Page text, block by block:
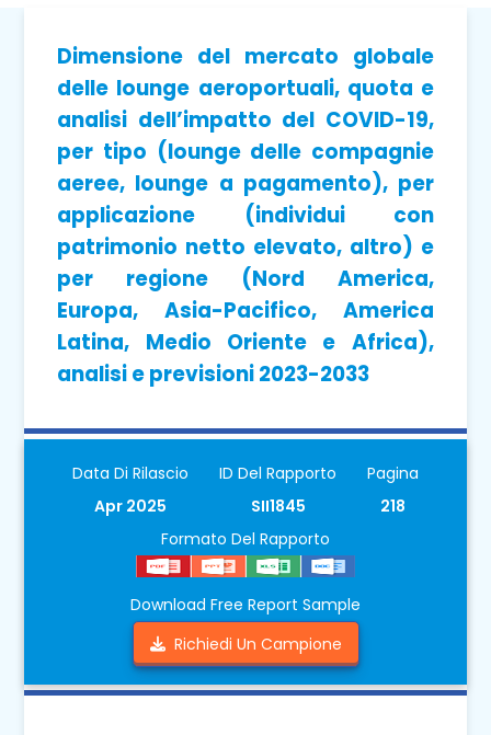
Dimensione del mercato globale
delle lounge aeroportuali, quota e
analisi dell’impatto del COVID-19,
per tipo (lounge delle compagnie
aeree, lounge a pagamento), per
applicazione (individui con
patrimonio netto elevato, altro) e
per regione (Nord America,
Europa, Asia-Pacifico, America
Latina, Medio Oriente e Africa),
analisi e previsioni 2023-2033
Data Di Rilascio
Apr 2025
ID Del Rapporto
SII1845
Pagina
218
Formato Del Rapporto
Download Free Report Sample
Richiedi Un Campione